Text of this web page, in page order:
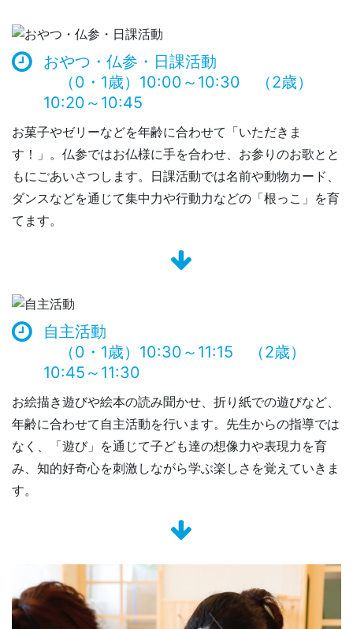
おやつ・仏参・日課活動
（0・1歳）10:00～10:30 （2歳）
10:20～10:45
お菓子やゼリーなどを年齢に合わせて「いただきま
す！」。仏参ではお仏様に手を合わせ、お参りのお歌とと
もにごあいさつします。日課活動では名前や動物カード、
ダンスなどを通じて集中力や行動力などの「根っこ」を育
てます。
自主活動
（0・1歳）10:30～11:15 （2歳）
10:45～11:30
お絵描き遊びや絵本の読み聞かせ、折り紙での遊びなど、
年齢に合わせて自主活動を行います。先生からの指導では
なく、「遊び」を通じて子ども達の想像力や表現力を育
み、知的好奇心を刺激しながら学ぶ楽しさを覚えていきま
す。